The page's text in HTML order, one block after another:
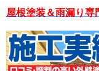
屋根塗装＆雨漏り